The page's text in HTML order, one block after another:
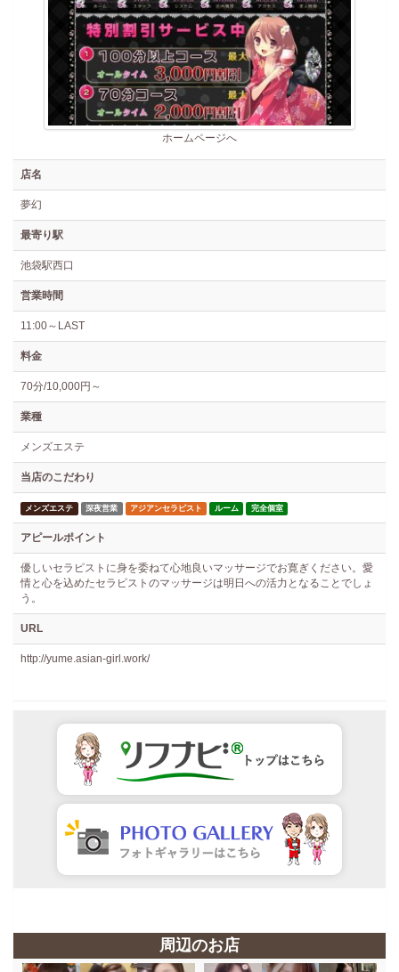
ホームページへ
店名
夢幻
最寄り駅
池袋駅西口
営業時間
11:00～LAST
料金
70分/10,000円～
業種
メンズエステ
当店のこだわり
メンズエステ 深夜営業 アジアンセラピスト ルーム 完全個室
アピールポイント
優しいセラピストに身を委ねて心地良いマッサージでお寛ぎください。愛
情と心を込めたセラピストのマッサージは明日への活力となることでしょ
う。
URL
http://yume.asian-girl.work/
周辺のお店